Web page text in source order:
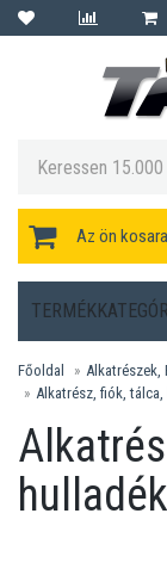
Az ön
Főoldal Alkatrészek,
Alkatrész, fiók,